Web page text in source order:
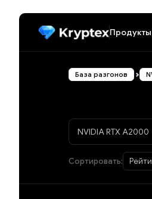
Продукты
База разгонов
Сортировать: